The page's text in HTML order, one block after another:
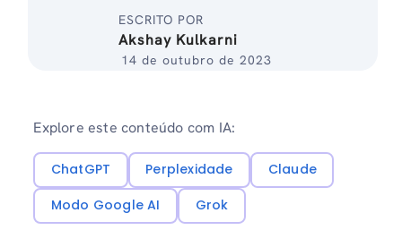
ESCRITO POR
Akshay Kulkarni
14 de outubro de 2023
Explore este conteúdo com IA:
ChatGPT Perplexidade
Claude
Modo Google AI
Grok